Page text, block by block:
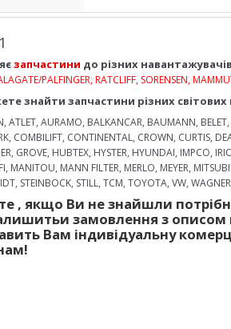
запчастини до різних
PALFINGER, RATCLIFF, SORENSEN,
знайти запчастини різних світових
ATLET, AURAMO, BALKANCAR, BAUMANN,
COMBILIFT, CONTINENTAL, CROWN, CURTIS,
GROVE, HUBTEX, HYSTER, HYUNDAI, IMPCO,
MANITOU, MANN FILTER, MERLO, MEYER,
STEINBOCK, STILL, TCM, TOYOTA, VW,
, якщо Ви не знайшли
и замовлення з описом
Вам індивідуальнукоме